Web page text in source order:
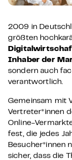
2009 in
größten
Inhaber der
sondern auch
verantwortlich.
Gemeinsam mit
Vertreter*innen
Online-
fest, die jedes
Besucher*innen
sicher, dass die